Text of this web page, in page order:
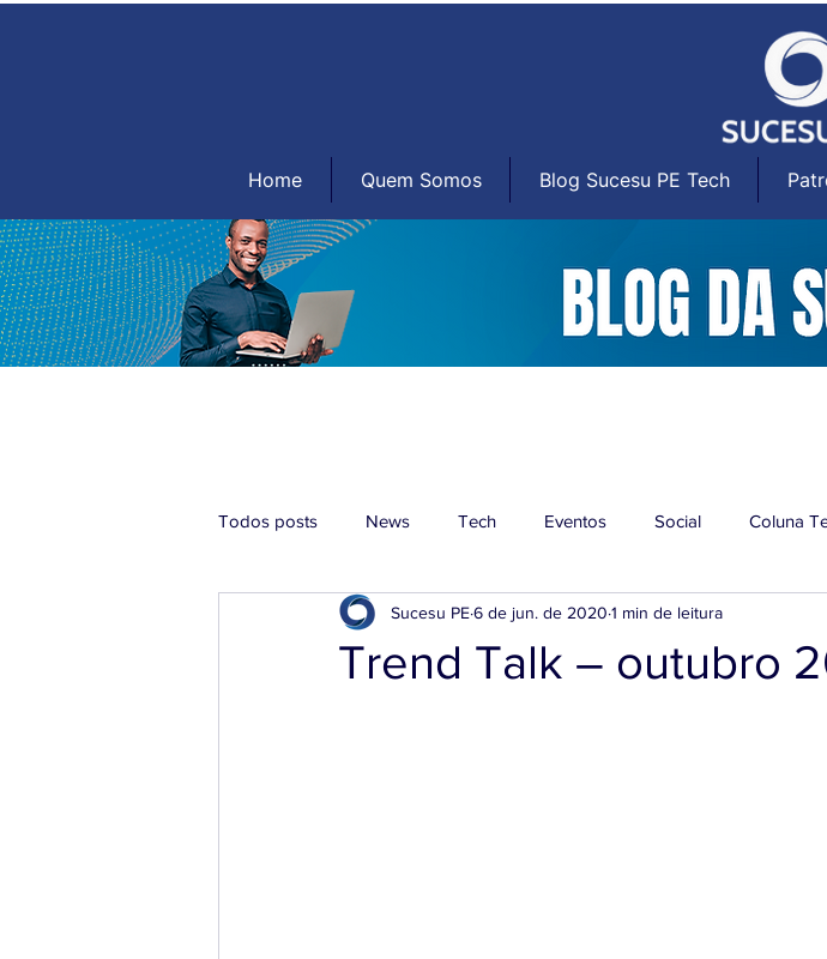
Home Quem Somos Blog Sucesu PE Tech
Todos posts News Tech Eventos Social Coluna
Trend Talk – outubro
Sucesu PE6 de jun. de 2020 1 min de leitura